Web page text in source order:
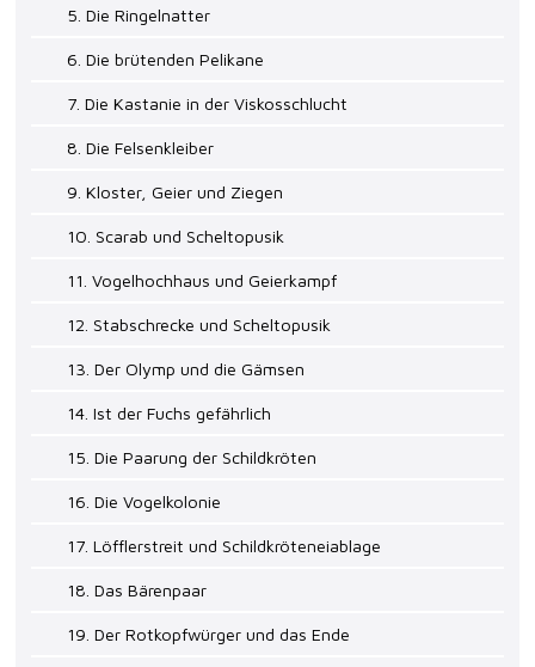
5. Die Ringelnatter
6. Die brütenden Pelikane
7. Die Kastanie in der Viskosschlucht
8. Die Felsenkleiber
9. Kloster, Geier und Ziegen
10. Scarab und Scheltopusik
11. Vogelhochhaus und Geierkampf
12. Stabschrecke und Scheltopusik
13. Der Olymp und die Gämsen
14. Ist der Fuchs gefährlich
15. Die Paarung der Schildkröten
16. Die Vogelkolonie
17. Löfflerstreit und Schildkröteneiablage
18. Das Bärenpaar
19. Der Rotkopfwürger und das Ende